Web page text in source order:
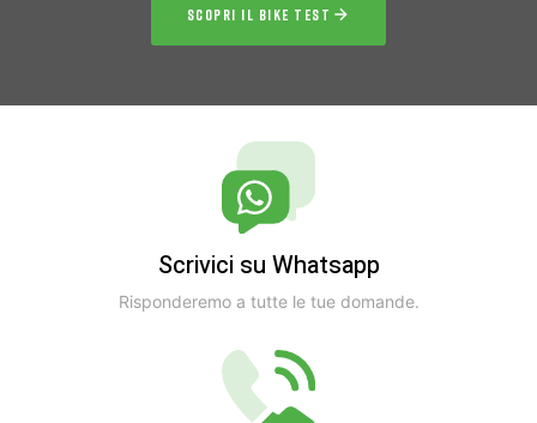
SCOPRI IL BIKE TEST
Scrivici su Whatsapp
Risponderemo a tutte le tue domande.